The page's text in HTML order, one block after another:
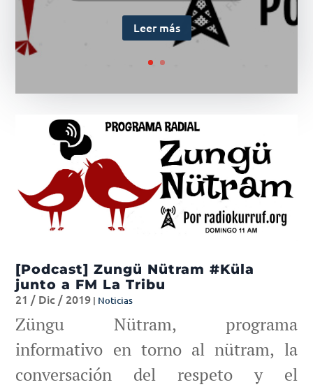
Leer más
[Podcast] Zungü Nütram #Küla
junto a FM La Tribu
21 / Dic / 2019 | Noticias
Züngu Nütram, programa
informativo en torno al nütram, la
conversación del respeto y el